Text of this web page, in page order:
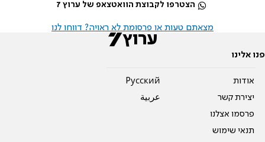
הצטרפו לקבוצת הוואטצאפ של ערוץ 7
מצאתם טעות או פרסומת לא ראויה? דווחו לנו
פנו אלינו
אודות
יצירת קשר
פרסמו אצלנו
תנאי שימוש
Pусский
عربية